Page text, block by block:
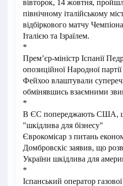
вівторок, 14 жовтня,
північному італійському
відбіркового матчу
Італією та Ізраїлем.
*
Прем’єр-міністр Іспанії
опозиційної Народної
Фейхоо влаштували
обмінявшись взаємними
*
В ЄС попереджають США, що
"шкідлива для бізнесу"
Єврокомісар з питань
Домбровскіс заявив, що
України шкідлива для
*
Іспанський оператор